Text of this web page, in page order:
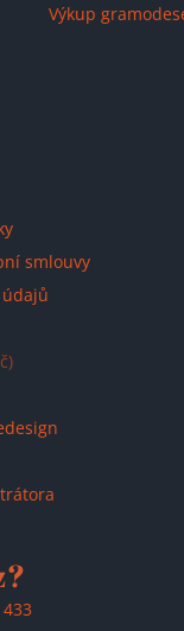
Výkup
smlouvy